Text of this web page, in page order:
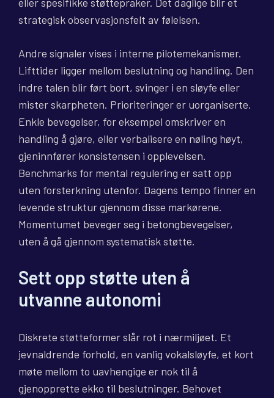
eller spesifikke støttepraker. Det daglige blir et
strategisk observasjonsfelt av følelsen.
Andre signaler vises i interne pilotemekanismer.
Lifttider ligger mellom beslutning og handling. Den
indre talen blir ført bort, svinger i en sløyfe eller
mister skarpheten. Prioriteringer er uorganiserte.
Enkle bevegelser, for eksempel omskriver en
handling å gjøre, eller verbalisere en nøling høyt,
gjeninnfører konsistensen i opplevelsen.
Benchmarks for mental regulering er satt opp
uten forsterkning utenfor. Dagens tempo finner en
levende struktur gjennom disse markørene.
Momentumet beveger seg i betongbevegelser,
uten å gå gjennom systematisk støtte.
Sett opp støtte uten å
utvanne autonomi
Diskrete støtteformer slår rot i nærmiljøet. Et
jevnaldrende forhold, en vanlig vokalsløyfe, et kort
møte mellom to uavhengige er nok til å
gjenopprette ekko til beslutninger. Behovet